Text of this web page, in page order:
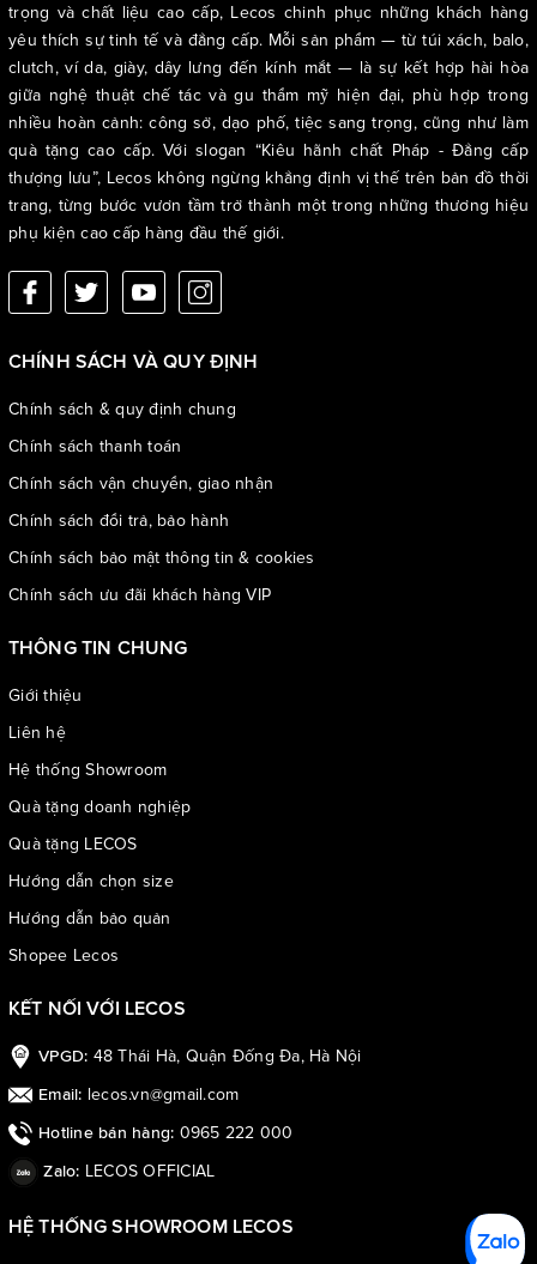
trọng và chất liệu cao cấp, Lecos chinh phục những khách hàng
yêu thích sự tinh tế và đẳng cấp. Mỗi sản phẩm — từ túi xách, balo,
clutch, ví da, giày, dây lưng đến kính mắt — là sự kết hợp hài hòa
giữa nghệ thuật chế tác và gu thẩm mỹ hiện đại, phù hợp trong
nhiều hoàn cảnh: công sở, dạo phố, tiệc sang trọng, cũng như làm
quà tặng cao cấp. Với slogan “Kiêu hãnh chất Pháp - Đẳng cấp
thượng lưu”, Lecos không ngừng khẳng định vị thế trên bản đồ thời
trang, từng bước vươn tầm trở thành một trong những thương hiệu
phụ kiện cao cấp hàng đầu thế giới.
CHÍNH SÁCH VÀ QUY ĐỊNH
Chính sách & quy định chung
Chính sách thanh toán
Chính sách vận chuyển, giao nhận
Chính sách đổi trả, bảo hành
Chính sách bảo mật thông tin & cookies
Chính sách ưu đãi khách hàng VIP
THÔNG TIN CHUNG
Giới thiệu
Liên hệ
Hệ thống Showroom
Quà tặng doanh nghiệp
Quà tặng LECOS
Hướng dẫn chọn size
Hướng dẫn bảo quản
Shopee Lecos
KẾT NỐI VỚI LECOS
VPGD: 48 Thái Hà, Quận Đống Đa, Hà Nội
Email: lecos.vn@gmail.com
Hotline bán hàng: 0965 222 000
Zalo: LECOS OFFICIAL
HỆ THỐNG SHOWROOM LECOS